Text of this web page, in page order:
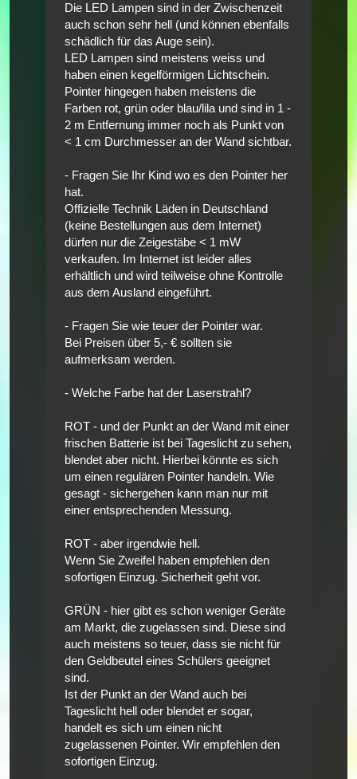
Die LED Lampen sind in der Zwischenzeit
auch schon sehr hell (und können ebenfalls
schädlich für das Auge sein).
LED Lampen sind meistens weiss und
haben einen kegelförmigen Lichtschein.
Pointer hingegen haben meistens die
Farben rot, grün oder blau/lila und sind in 1 -
2 m Entfernung immer noch als Punkt von
< 1 cm Durchmesser an der Wand sichtbar.
- Fragen Sie Ihr Kind wo es den Pointer her
hat.
Offizielle Technik Läden in Deutschland
(keine Bestellungen aus dem Internet)
dürfen nur die Zeigestäbe < 1 mW
verkaufen. Im Internet ist leider alles
erhältlich und wird teilweise ohne Kontrolle
aus dem Ausland eingeführt.
- Fragen Sie wie teuer der Pointer war.
Bei Preisen über 5,- € sollten sie
aufmerksam werden.
- Welche Farbe hat der Laserstrahl?
ROT - und der Punkt an der Wand mit einer
frischen Batterie ist bei Tageslicht zu sehen,
blendet aber nicht. Hierbei könnte es sich
um einen regulären Pointer handeln. Wie
gesagt - sichergehen kann man nur mit
einer entsprechenden Messung.
ROT - aber irgendwie hell.
Wenn Sie Zweifel haben empfehlen den
sofortigen Einzug. Sicherheit geht vor.
GRÜN - hier gibt es schon weniger Geräte
am Markt, die zugelassen sind. Diese sind
auch meistens so teuer, dass sie nicht für
den Geldbeutel eines Schülers geeignet
sind.
Ist der Punkt an der Wand auch bei
Tageslicht hell oder blendet er sogar,
handelt es sich um einen nicht
zugelassenen Pointer. Wir empfehlen den
sofortigen Einzug.